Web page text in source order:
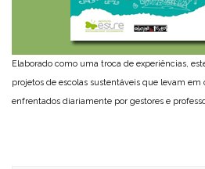
Elaborado como uma troca de experiências,
projetos de escolas sustentáveis que levam em
enfrentados diariamente por gestores e